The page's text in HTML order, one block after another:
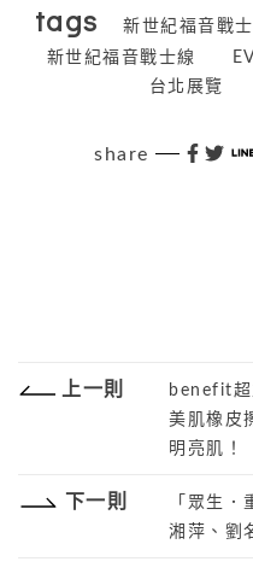
tags 新世紀福音戰士
新世紀福音戰士線
台北展覽
share
上一則
benefit超
美肌橡皮
明亮肌！
下一則
「眾生
湘萍、劉